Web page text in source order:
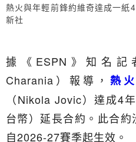
熱火與年輕前鋒約維奇達成一紙
新社
據《ESPN》知名記
Charania）報導， 熱火
（Nikola Jovic）達成4
台幣）延長合約。此合
自2026-27賽季起生效。